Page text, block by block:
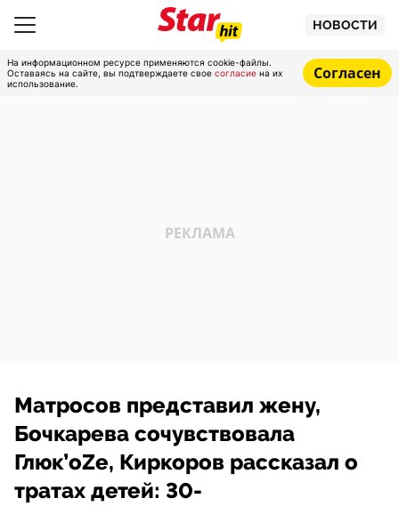
НОВОСТИ
На информационном ресурсе применяются cookie-файлы.
Оставаясь на сайте, вы подтверждаете свое согласие на их
использование.
Согласен
Матросов представил жену,
Бочкарева сочувствовала
Глюк’оZе, Киркоров рассказал о
тратах детей: 30-